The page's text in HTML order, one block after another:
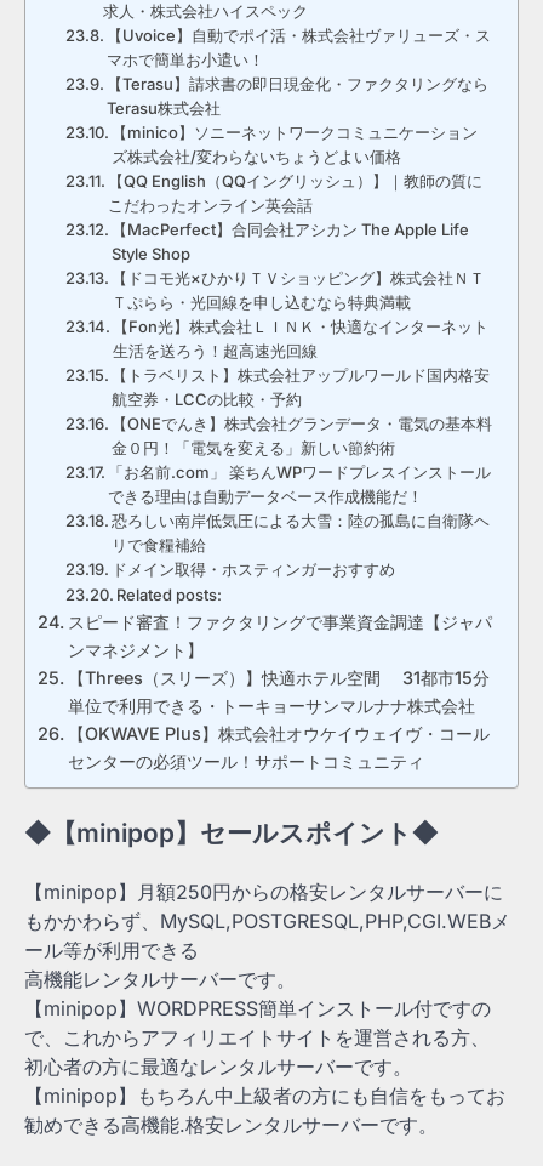
求人・株式会社ハイスペック
【Uvoice】自動でポイ活・株式会社ヴァリューズ・ス
マホで簡単お小遣い！
【Terasu】請求書の即日現金化・ファクタリングなら
Terasu株式会社
【minico】ソニーネットワークコミュニケーション
ズ株式会社/変わらないちょうどよい価格
【QQ English（QQイングリッシュ）】｜教師の質に
こだわったオンライン英会話
【MacPerfect】合同会社アシカン The Apple Life
Style Shop
【ドコモ光×ひかりＴＶショッピング】株式会社ＮＴ
Ｔぷらら・光回線を申し込むなら特典満載
【Fon光】株式会社ＬＩＮＫ・快適なインターネット
生活を送ろう！超高速光回線
【トラベリスト】株式会社アップルワールド国内格安
航空券・LCCの比較・予約
【ONEでんき】株式会社グランデータ・電気の基本料
金０円！「電気を変える」新しい節約術
「お名前.com」 楽ちんWPワードプレスインストール
できる理由は自動データベース作成機能だ！
恐ろしい南岸低気圧による大雪：陸の孤島に自衛隊ヘ
リで食糧補給
ドメイン取得・ホスティンガーおすすめ
Related posts:
スピード審査！ファクタリングで事業資金調達【ジャパ
ンマネジメント】
【Threes（スリーズ）】快適ホテル空間 31都市15分
単位で利用できる・トーキョーサンマルナナ株式会社
【OKWAVE Plus】株式会社オウケイウェイヴ・コール
センターの必須ツール！サポートコミュニティ
◆【minipop】セールスポイント◆
【minipop】月額250円からの格安レンタルサーバーに
もかかわらず、MySQL,POSTGRESQL,PHP,CGI.WEBメ
ール等が利用できる
高機能レンタルサーバーです。
【minipop】WORDPRESS簡単インストール付ですの
で、これからアフィリエイトサイトを運営される方、
初心者の方に最適なレンタルサーバーです。
【minipop】もちろん中上級者の方にも自信をもってお
勧めできる高機能.格安レンタルサーバーです。